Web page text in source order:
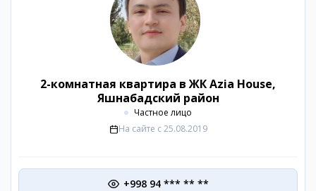
2-комнатная квартира в ЖК Azia House,
Яшнабадский район
Частное лицо
На сайте с 25.08.2019
+998 94 *** ** **